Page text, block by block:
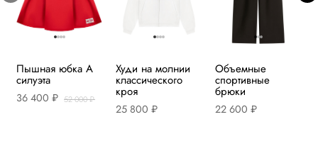
Пышная юбка А
силуэта
36 400 ₽ 52 000 ₽
Худи на молнии
классического
кроя
25 800 ₽
Объемные
спортивные
брюки
22 600 ₽